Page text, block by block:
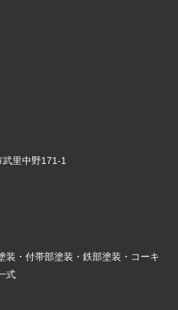
里中野171-1
装・付帯部塗装・鉄部塗装・コーキ
式